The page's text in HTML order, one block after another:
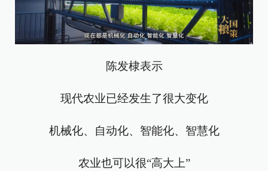
陈发棣表示
现代农业已经发生了很大变化
机械化、自动化、智能化、智慧化
农业也可以很“高大上”